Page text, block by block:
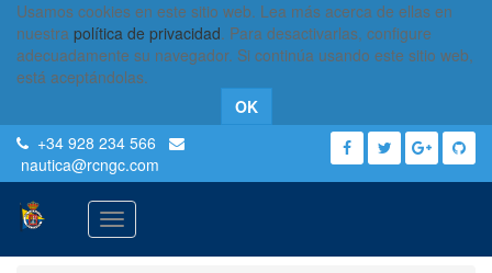
Usamos cookies en este sitio web. Lea más acerca de ellas en
nuestra política de privacidad. Para desactivarlas, configure
adecuadamente su navegador. Si continúa usando este sitio web,
está aceptándolas.
OK
+34 928 234 566
nautica@rcngc.com
Activar
navegación